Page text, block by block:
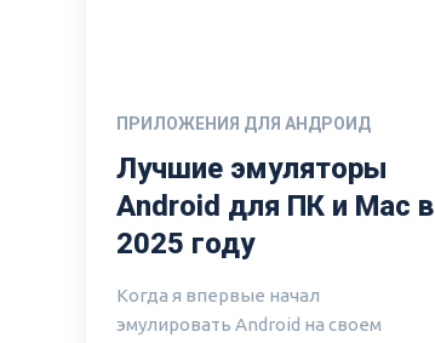
ПРИЛОЖЕНИЯ ДЛЯ АНДРОИД
Лучшие эмуляторы
Android для ПК и Mac в
2025 году
Когда я впервые начал
эмулировать Android на своем